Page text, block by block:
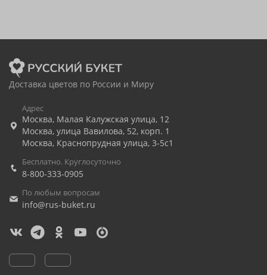
Доставка цветов по России и Миру
Адрес
Москва, Малая Калужская улица, 12
Москва, улица Вавилова, 52, корп. 1
Москва, Краснопрудная улица, 3-5с1
Бесплатно. Круглосуточно
8-800-333-0905
По любым вопросам
info@rus-buket.ru